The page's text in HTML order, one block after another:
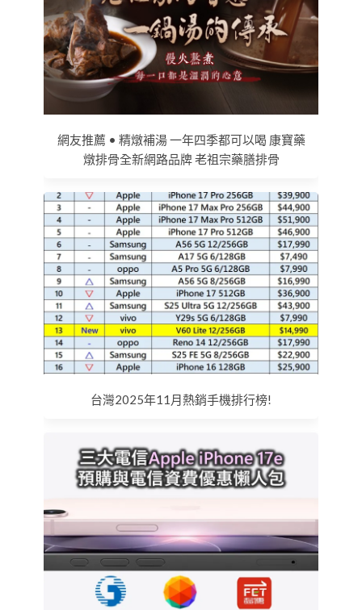
網友推薦 • 精燉補湯 一年四季都可以喝 康寶藥
燉排骨全新網路品牌 老祖宗藥膳排骨
台灣2025年11月熱銷手機排行榜!